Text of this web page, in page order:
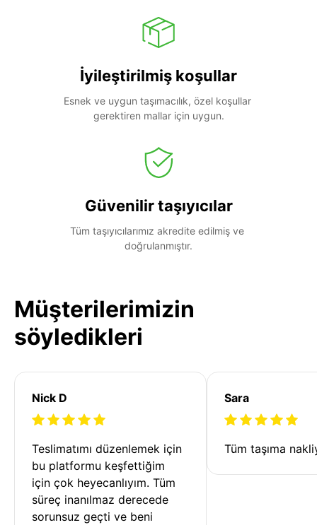
İyileştirilmiş koşullar
Esnek ve uygun taşımacılık, özel koşullar
gerektiren mallar için uygun.
Güvenilir taşıyıcılar
Tüm taşıyıcılarımız akredite edilmiş ve
doğrulanmıştır.
Müşterilerimizin
söyledikleri
Nick D
Teslimatımı düzenlemek için
bu platformu keşfettiğim
için çok heyecanlıyım. Tüm
süreç inanılmaz derecede
sorunsuz geçti ve beni
Sara
Tüm taşıma